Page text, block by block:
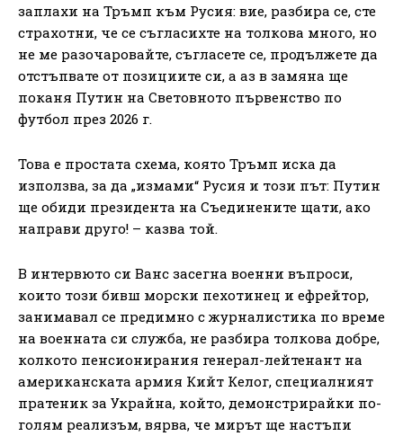
заплахи на Тръмп към Русия: вие, разбира се, сте
страхотни, че се съгласихте на толкова много, но
не ме разочаровайте, съгласете се, продължете да
отстъпвате от позициите си, а аз в замяна ще
поканя Путин на Световното първенство по
футбол през 2026 г.
Това е простата схема, която Тръмп иска да
използва, за да „измами“ Русия и този път: Путин
ще обиди президента на Съединените щати, ако
направи друго! – казва той.
В интервюто си Ванс засегна военни въпроси,
които този бивш морски пехотинец и ефрейтор,
занимавал се предимно с журналистика по време
на военната си служба, не разбира толкова добре,
колкото пенсионирания генерал-лейтенант на
американската армия Кийт Келог, специалният
пратеник за Украйна, който, демонстрирайки по-
голям реализъм, вярва, че мирът ще настъпи